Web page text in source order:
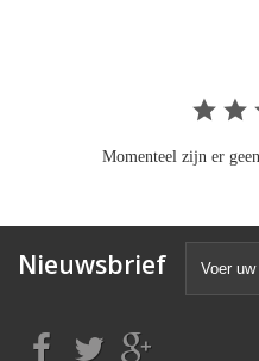
Momenteel zijn er
Nieuwsbrief